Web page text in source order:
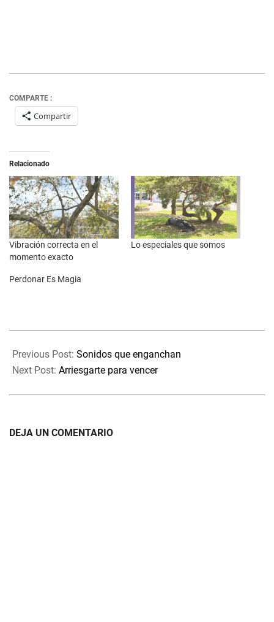
COMPARTE :
Compartir
Relacionado
Vibración correcta en el
momento exacto
Lo especiales que somos
Perdonar Es Magia
05-
05
Previous Post: Sonidos que enganchan
Next Post: Arriesgarte para vencer
DEJA UN COMENTARIO